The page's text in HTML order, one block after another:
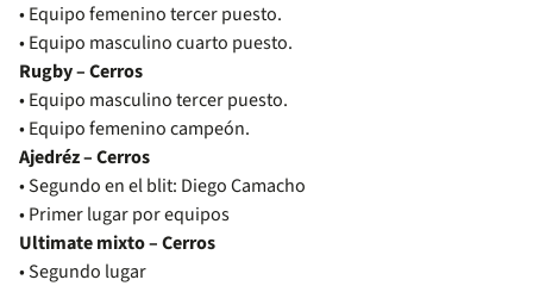
• Equipo femenino tercer puesto.
• Equipo masculino cuarto puesto.
Rugby – Cerros
• Equipo masculino tercer puesto.
• Equipo femenino campeón.
Ajedréz – Cerros
• Segundo en el blit: Diego Camacho
• Primer lugar por equipos
Ultimate mixto – Cerros
• Segundo lugar